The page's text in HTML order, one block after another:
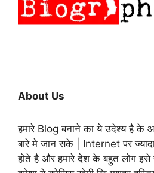
About Us
हमारे Blog बनाने का ये उदेश्य है के
बारे मे जान सके | Internet पर
होते है और हमारे देश के बहुत लोग इसे